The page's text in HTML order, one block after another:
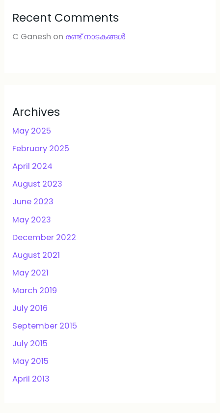
Recent Comments
C Ganesh on രണ്ട് നാടകങ്ങള്‍
Archives
May 2025
February 2025
April 2024
August 2023
June 2023
May 2023
December 2022
August 2021
May 2021
March 2019
July 2016
September 2015
July 2015
May 2015
April 2013